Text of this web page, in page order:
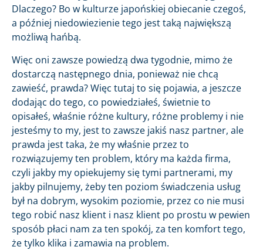
Dlaczego? Bo w kulturze japońskiej obiecanie czegoś,
a później niedowiezienie tego jest taką największą
możliwą hańbą.
Więc oni zawsze powiedzą dwa tygodnie, mimo że
dostarczą następnego dnia, ponieważ nie chcą
zawieść, prawda? Więc tutaj to się pojawia, a jeszcze
dodając do tego, co powiedziałeś, świetnie to
opisałeś, właśnie różne kultury, różne problemy i nie
jesteśmy to my, jest to zawsze jakiś nasz partner, ale
prawda jest taka, że my właśnie przez to
rozwiązujemy ten problem, który ma każda firma,
czyli jakby my opiekujemy się tymi partnerami, my
jakby pilnujemy, żeby ten poziom świadczenia usług
był na dobrym, wysokim poziomie, przez co nie musi
tego robić nasz klient i nasz klient po prostu w pewien
sposób płaci nam za ten spokój, za ten komfort tego,
że tylko klika i zamawia na problem.